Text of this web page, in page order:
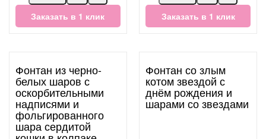
Заказать в 1 клик
Заказать в 1 клик
Фонтан из черно-
белых шаров с
оскорбительными
надписями и
фольгированного
шара сердитой
Фонтан со злым
котом звездой с
днём рождения и
шарами со звездами